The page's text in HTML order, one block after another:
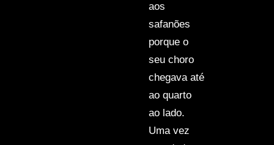
aos
safanões
porque o
seu choro
chegava até
ao quarto
ao lado.
Uma vez